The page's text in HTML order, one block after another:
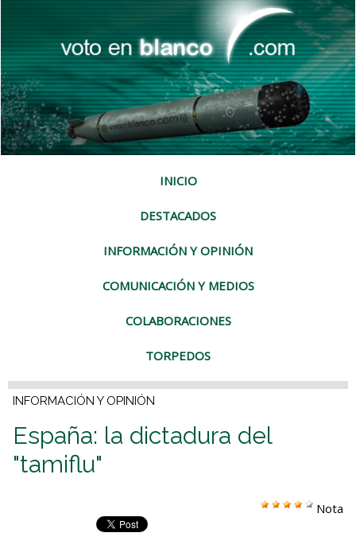
INICIO
DESTACADOS
INFORMACIÓN Y OPINIÓN
COMUNICACIÓN Y MEDIOS
COLABORACIONES
TORPEDOS
INFORMACIÓN Y OPINIÓN
España: la dictadura del
"tamiflu"
Nota